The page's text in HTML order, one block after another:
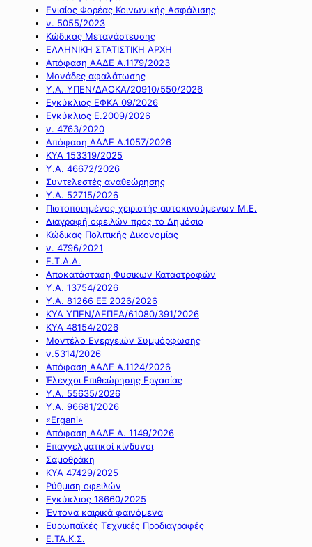
Ενιαίος Φορέας Κοινωνικής Ασφάλισης
ν. 5055/2023
Κώδικας Μετανάστευσης
ΕΛΛΗΝΙΚΗ ΣΤΑΤΙΣΤΙΚΗ ΑΡΧΗ
Απόφαση ΑΑΔΕ Α.1179/2023
Μονάδες αφαλάτωσης
Υ.Α. ΥΠΕΝ/ΔΑΟΚΑ/20910/550/2026
Εγκύκλιος ΕΦΚΑ 09/2026
Εγκύκλιος Ε.2009/2026
ν. 4763/2020
Απόφαση ΑΑΔΕ Α.1057/2026
ΚΥΑ 153319/2025
Υ.Α. 46672/2026
Συντελεστές αναθεώρησης
Υ.Α. 52715/2026
Πιστοποιημένος χειριστής αυτοκινούμενων Μ.Ε.
Διαγραφή οφειλών προς το Δημόσιο
Κώδικας Πολιτικής Δικονομίας
ν. 4796/2021
Ε.Τ.Α.Α.
Αποκατάσταση Φυσικών Καταστροφών
Υ.Α. 13754/2026
Υ.Α. 81266 ΕΞ 2026/2026
ΚΥΑ ΥΠΕΝ/ΔΕΠΕΑ/61080/391/2026
ΚΥΑ 48154/2026
Μοντέλο Ενεργειών Συμμόρφωσης
ν.5314/2026
Απόφαση ΑΑΔΕ Α.1124/2026
Έλεγχοι Επιθεώρησης Εργασίας
Υ.Α. 55635/2026
Υ.Α. 96681/2026
«Ergani»
Απόφαση ΑΑΔΕ Α. 1149/2026
Επαγγελματικοί κίνδυνοι
Σαμοθράκη
ΚΥΑ 47429/2025
Ρύθμιση οφειλών
Εγκύκλιος 18660/2025
Έντονα καιρικά φαινόμενα
Ευρωπαϊκές Τεχνικές Προδιαγραφές
Ε.ΤΑ.Κ.Σ.